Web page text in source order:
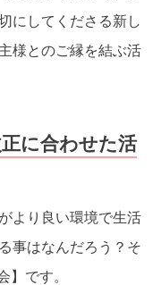
にしてくださる新し
様とのご縁を結ぶ活
に合わせた活
より良い環境で生活
事はなんだろう？そ
】です。